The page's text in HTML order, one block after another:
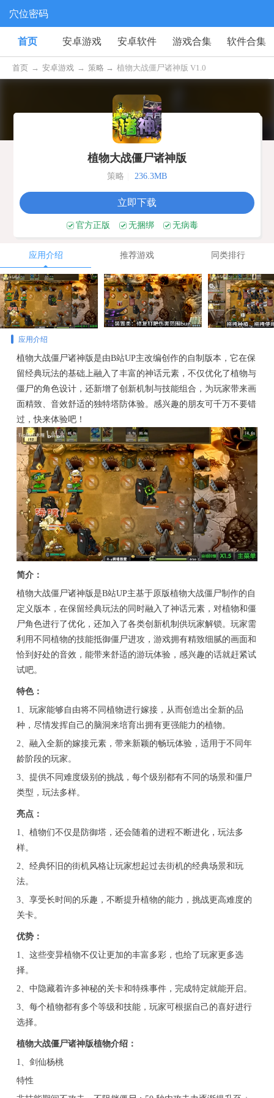
穴位密码
首页 安卓游戏 安卓软件 游戏合集 软件合集
首页 → 安卓游戏 → 策略 → 植物大战僵尸诸神版 V1.0
植物大战僵尸诸神版
策略 236.3MB
立即下载
官方正版 无捆绑 无病毒
应用介绍 推荐游戏 同类排行
应用介绍
植物大战僵尸诸神版是由B站UP主改编创作的自制版本，它在保
留经典玩法的基础上融入了丰富的神话元素，不仅优化了植物与
僵尸的角色设计，还新增了创新机制与技能组合，为玩家带来画
面精致、音效舒适的独特塔防体验。感兴趣的朋友可千万不要错
过，快来体验吧！
简介：
植物大战僵尸诸神版是B站UP主基于原版植物大战僵尸制作的自
定义版本，在保留经典玩法的同时融入了神话元素，对植物和僵
尸角色进行了优化，还加入了各类创新机制供玩家解锁。玩家需
利用不同植物的技能抵御僵尸进攻，游戏拥有精致细腻的画面和
恰到好处的音效，能带来舒适的游玩体验，感兴趣的话就赶紧试
试吧。
特色：
1、玩家能够自由将不同植物进行嫁接，从而创造出全新的品
种，尽情发挥自己的脑洞来培育出拥有更强能力的植物。
2、融入全新的嫁接元素，带来新颖的畅玩体验，适用于不同年
龄阶段的玩家。
3、提供不同难度级别的挑战，每个级别都有不同的场景和僵尸
类型，玩法多样。
亮点：
1、植物们不仅是防御塔，还会随着的进程不断进化，玩法多
样。
2、经典怀旧的街机风格让玩家想起过去街机的经典场景和玩
法。
3、享受长时间的乐趣，不断提升植物的能力，挑战更高难度的
关卡。
优势：
1、这些变异植物不仅让更加的丰富多彩，也给了玩家更多选
择。
2、中隐藏着许多神秘的关卡和特殊事件，完成特定就能开启。
3、每个植物都有多个等级和技能，玩家可根据自己的喜好进行
选择。
植物大战僵尸诸神版植物介绍：
1、剑仙杨桃
特性